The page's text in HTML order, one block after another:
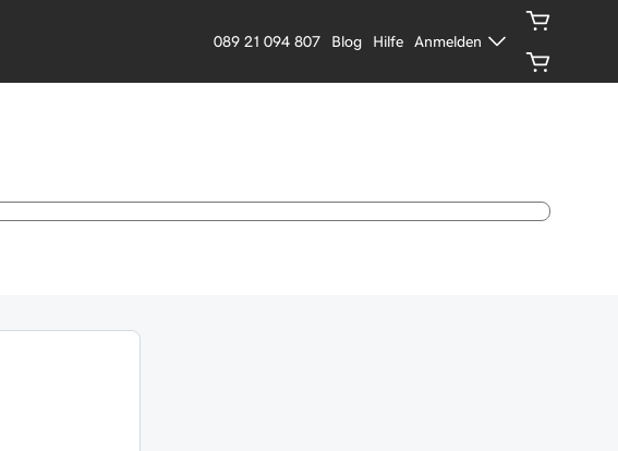
089 21 094 807 Blog Hilfe Anmelden